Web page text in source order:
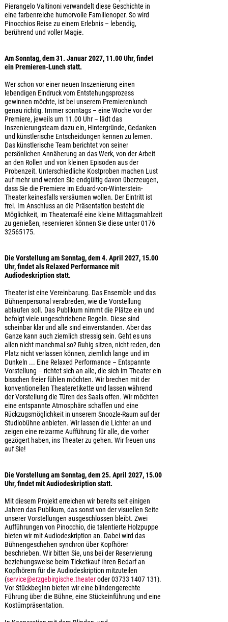
Pierangelo Valtinoni verwandelt diese Geschichte in
eine farbenreiche humorvolle Familienoper. So wird
Pinocchios Reise zu einem Erlebnis – lebendig,
berührend und voller Magie.
Am Sonntag, dem 31. Januar 2027, 11.00 Uhr, findet
ein Premieren-Lunch statt.
Wer schon vor einer neuen Inszenierung einen
lebendigen Eindruck vom Entstehungsprozess
gewinnen möchte, ist bei unserem Premierenlunch
genau richtig. Immer sonntags – eine Woche vor der
Premiere, jeweils um 11.00 Uhr – lädt das
Inszenierungsteam dazu ein, Hintergründe, Gedanken
und künstlerische Entscheidungen kennen zu lernen.
Das künstlerische Team berichtet von seiner
persönlichen Annäherung an das Werk, von der Arbeit
an den Rollen und von kleinen Episoden aus der
Probenzeit. Unterschiedliche Kostproben machen Lust
auf mehr und werden Sie endgültig davon überzeugen,
dass Sie die Premiere im Eduard-von-Winterstein-
Theater keinesfalls versäumen wollen. Der Eintritt ist
frei. Im Anschluss an die Präsentation besteht die
Möglichkeit, im Theatercafé eine kleine Mittagsmahlzeit
zu genießen, reservieren können Sie diese unter 0176
32565175.
Die Vorstellung am Sonntag, dem 4. April 2027, 15.00
Uhr, findet als Relaxed Performance mit
Audiodeskription statt.
Theater ist eine Vereinbarung. Das Ensemble und das
Bühnenpersonal verabreden, wie die Vorstellung
ablaufen soll. Das Publikum nimmt die Plätze ein und
befolgt viele ungeschriebene Regeln. Diese sind
scheinbar klar und alle sind einverstanden. Aber das
Ganze kann auch ziemlich stressig sein. Geht es uns
allen nicht manchmal so? Ruhig sitzen, nicht reden, den
Platz nicht verlassen können, ziemlich lange und im
Dunkeln ... Eine Relaxed Performance – Entspannte
Vorstellung – richtet sich an alle, die sich im Theater ein
bisschen freier fühlen möchten. Wir brechen mit der
konventionellen Theateretikette und lassen während
der Vorstellung die Türen des Saals offen. Wir möchten
eine entspannte Atmosphäre schaffen und eine
Rückzugsmöglichkeit in unserem Snoozle-Raum auf der
Studiobühne anbieten. Wir lassen die Lichter an und
zeigen eine reizarme Aufführung für alle, die vorher
gezögert haben, ins Theater zu gehen. Wir freuen uns
auf Sie!
Die Vorstellung am Sonntag, dem 25. April 2027, 15.00
Uhr, findet mit Audiodeskription statt.
Mit diesem Projekt erreichen wir bereits seit einigen
Jahren das Publikum, das sonst von der visuellen Seite
unserer Vorstellungen ausgeschlossen bleibt. Zwei
Aufführungen von Pinocchio, die talentierte Holzpuppe
bieten wir mit Audiodeskription an. Dabei wird das
Bühnengeschehen synchron über Kopfhörer
beschrieben. Wir bitten Sie, uns bei der Reservierung
beziehungsweise beim Ticketkauf Ihren Bedarf an
Kopfhörern für die Audiodeskription mitzuteilen
(service@erzgebirgische.theateroder 03733 1407 131).
Vor Stückbeginn bieten wir eine blindengerechte
Führung über die Bühne, eine Stückeinführung und eine
Kostümpräsentation.